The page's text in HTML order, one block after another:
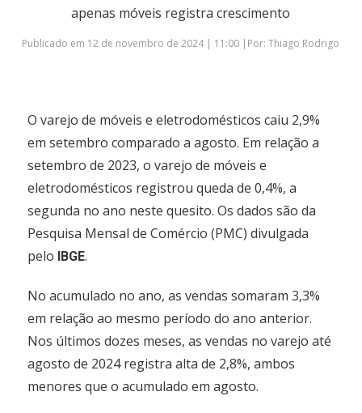
apenas móveis registra crescimento
Publicado em 12 de novembro de 2024 | 11:00 |Por: Thiago Rodrigo
O varejo de móveis e eletrodomésticos caiu 2,9%
em setembro comparado a agosto. Em relação a
setembro de 2023, o varejo de móveis e
eletrodomésticos registrou queda de 0,4%, a
segunda no ano neste quesito. Os dados são da
Pesquisa Mensal de Comércio (PMC) divulgada
pelo IBGE.
No acumulado no ano, as vendas somaram 3,3%
em relação ao mesmo período do ano anterior.
Nos últimos dozes meses, as vendas no varejo até
agosto de 2024 registra alta de 2,8%, ambos
menores que o acumulado em agosto.